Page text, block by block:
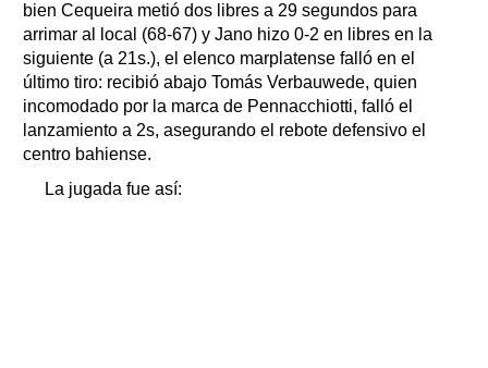
bien Cequeira metió dos libres a 29 segundos para
arrimar al local (68-67) y Jano hizo 0-2 en libres en la
siguiente (a 21s.), el elenco marplatense falló en el
último tiro: recibió abajo Tomás Verbauwede, quien
incomodado por la marca de Pennacchiotti, falló el
lanzamiento a 2s, asegurando el rebote defensivo el
centro bahiense.
La jugada fue así: